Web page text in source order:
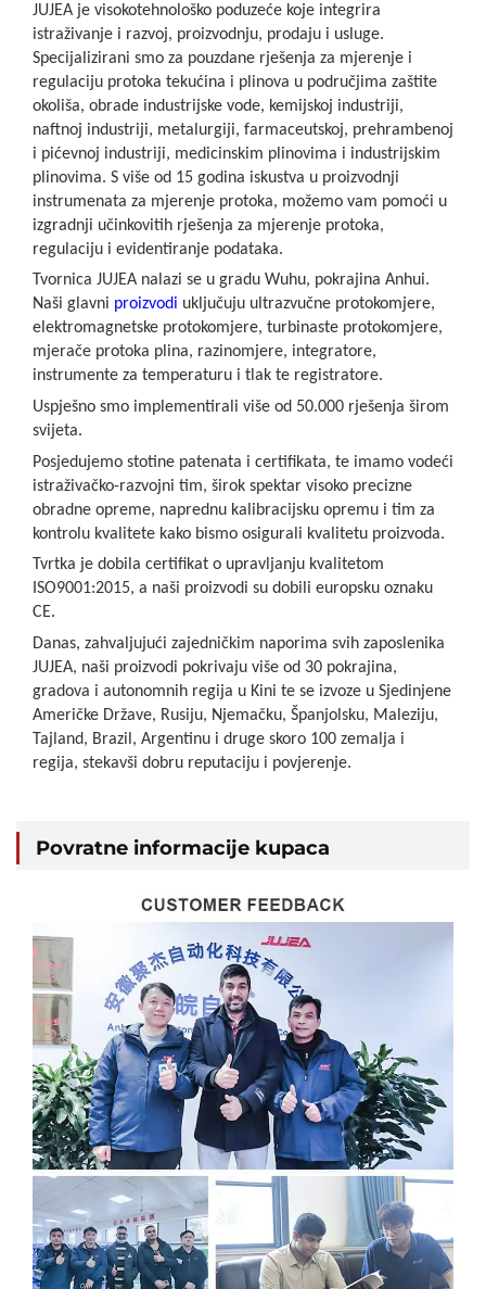
JUJEA je visokotehnološko poduzeće koje integrira
istraživanje i razvoj, proizvodnju, prodaju i usluge.
Specijalizirani smo za pouzdane rješenja za mjerenje i
regulaciju protoka tekućina i plinova u područjima zaštite
okoliša, obrade industrijske vode, kemijskoj industriji,
naftnoj industriji, metalurgiji, farmaceutskoj, prehrambenoj
i pićevnoj industriji, medicinskim plinovima i industrijskim
plinovima. S više od 15 godina iskustva u proizvodnji
instrumenata za mjerenje protoka, možemo vam pomoći u
izgradnji učinkovitih rješenja za mjerenje protoka,
regulaciju i evidentiranje podataka.
Tvornica JUJEA nalazi se u gradu Wuhu, pokrajina Anhui.
Naši glavni proizvodi uključuju ultrazvučne protokomjere,
elektromagnetske protokomjere, turbinaste protokomjere,
mjerače protoka plina, razinomjere, integratore,
instrumente za temperaturu i tlak te registratore.
Uspješno smo implementirali više od 50.000 rješenja širom
svijeta.
Posjedujemo stotine patenata i certifikata, te imamo vodeći
istraživačko-razvojni tim, širok spektar visoko precizne
obradne opreme, naprednu kalibracijsku opremu i tim za
kontrolu kvalitete kako bismo osigurali kvalitetu proizvoda.
Tvrtka je dobila certifikat o upravljanju kvalitetom
ISO9001:2015, a naši proizvodi su dobili europsku oznaku
CE.
Danas, zahvaljujući zajedničkim naporima svih zaposlenika
JUJEA, naši proizvodi pokrivaju više od 30 pokrajina,
gradova i autonomnih regija u Kini te se izvoze u Sjedinjene
Američke Države, Rusiju, Njemačku, Španjolsku, Maleziju,
Tajland, Brazil, Argentinu i druge skoro 100 zemalja i
regija, stekavši dobru reputaciju i povjerenje.
Povratne informacije kupaca